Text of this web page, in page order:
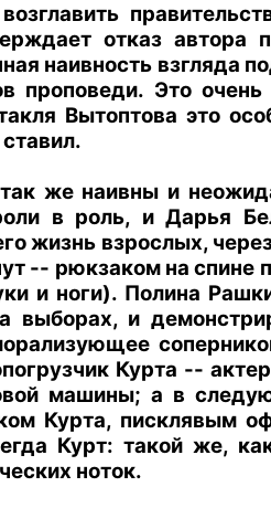
отказ автора
наивность взгляда
проповеди. Это очень
Вытоптова это
же наивны и
в роль, и Дарья
жизнь взрослых,
-- рюкзаком на спине
и ноги). Полина
выборах, и
Курта --
машины; а в
Курта, писклявым
Курт: такой же, как
ноток.